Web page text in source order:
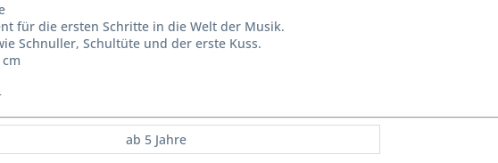
für die ersten Schritte in die Welt der Musik.
Schnuller, Schultüte und der erste Kuss.
ab 5 Jahre